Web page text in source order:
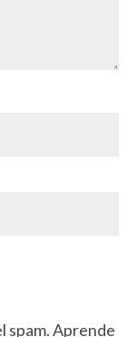
spam.Aprende